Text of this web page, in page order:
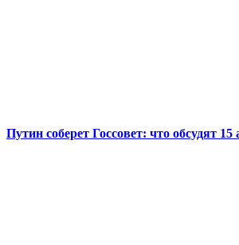
Путин соберет Госсовет: что обсудят 15